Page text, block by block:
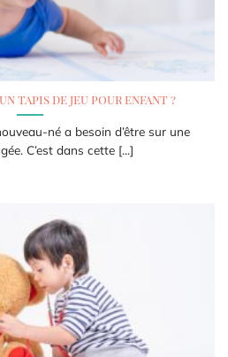
tapis de jeu pour enfant ?
né a besoin d’être sur une
C’est dans cette [...]